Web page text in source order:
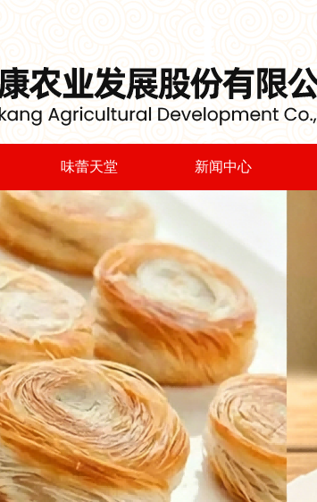
味蕾天堂
爆浆糍粑
纸皮烧麦
金丝饼
手工包
特色糕点
窝窝头
桔子包
新闻中心
爱心捐献
视频连线
最新公告